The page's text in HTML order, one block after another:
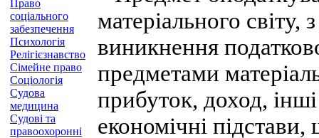
Право
соціального
забезпечення
Психологія
Релігієзнавство
Сімейне право
Соціологія
Судова
медицина
Судові та
правоохоронні
матеріального світу,
виникнення
предметами
прибуток, доход,
економічні